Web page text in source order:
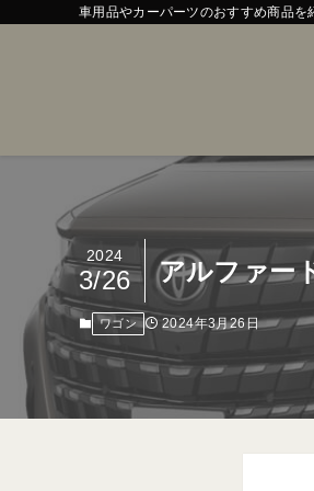
車用品やカーパーツのおすすめ商品を
アルファー
2024
3/26
ワゴン 2024年3月26日